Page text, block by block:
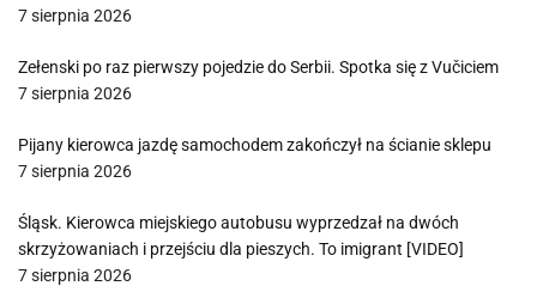
7 sierpnia 2026
Zełenski po raz pierwszy pojedzie do Serbii. Spotka się z Vučiciem
7 sierpnia 2026
Pijany kierowca jazdę samochodem zakończył na ścianie sklepu
7 sierpnia 2026
Śląsk. Kierowca miejskiego autobusu wyprzedzał na dwóch
skrzyżowaniach i przejściu dla pieszych. To imigrant [VIDEO]
7 sierpnia 2026